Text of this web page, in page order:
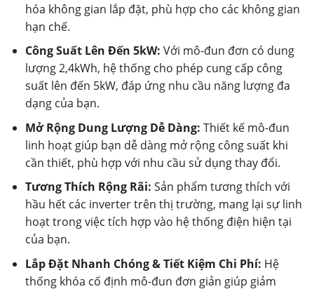
hóa không gian lắp đặt, phù hợp cho các không gian
hạn chế.
Công Suất Lên Đến 5kW: Với mô-đun đơn có dung
lượng 2,4kWh, hệ thống cho phép cung cấp công
suất lên đến 5kW, đáp ứng nhu cầu năng lượng đa
dạng của bạn.
Mở Rộng Dung Lượng Dễ Dàng: Thiết kế mô-đun
linh hoạt giúp bạn dễ dàng mở rộng công suất khi
cần thiết, phù hợp với nhu cầu sử dụng thay đổi.
Tương Thích Rộng Rãi: Sản phẩm tương thích với
hầu hết các inverter trên thị trường, mang lại sự linh
hoạt trong việc tích hợp vào hệ thống điện hiện tại
của bạn.
Lắp Đặt Nhanh Chóng & Tiết Kiệm Chi Phí: Hệ
thống khóa cố định mô-đun đơn giản giúp giảm